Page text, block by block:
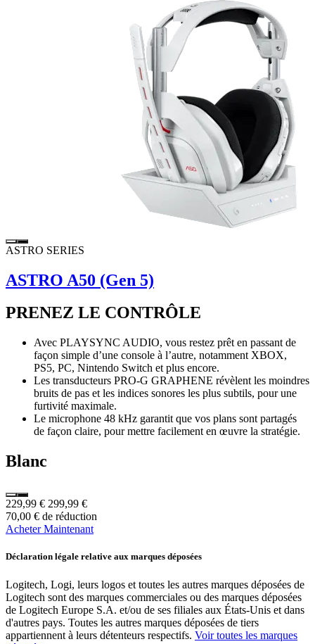
ASTRO SERIES
ASTRO A50 (Gen 5)
PRENEZ LE CONTRÔLE
Avec PLAYSYNC AUDIO, vous restez prêt en passant de
façon simple d’une console à l’autre, notamment XBOX,
PS5, PC, Nintendo Switch et plus encore.
Les transducteurs PRO-G GRAPHENE révèlent les moindres
bruits de pas et les indices sonores les plus subtils, pour une
furtivité maximale.
Le microphone 48 kHz garantit que vos plans sont partagés
de façon claire, pour mettre facilement en œuvre la stratégie.
Blanc
229,99 € 299,99 €
70,00 € de réduction
Acheter Maintenant
Déclaration légale relative aux marques déposées
Logitech, Logi, leurs logos et toutes les autres marques déposées de
Logitech sont des marques commerciales ou des marques déposées
de Logitech Europe S.A. et/ou de ses filiales aux États-Unis et dans
d'autres pays. Toutes les autres marques déposées de tiers
appartiennent à leurs détenteurs respectifs. Voir toutes les marques